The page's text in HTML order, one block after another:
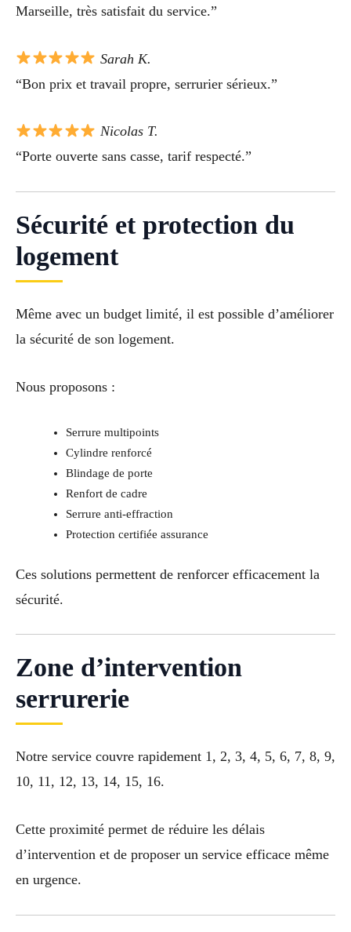
Marseille, très satisfait du service.”
Sarah K.
“Bon prix et travail propre, serrurier sérieux.”
Nicolas T.
“Porte ouverte sans casse, tarif respecté.”
Sécurité et protection du
logement
Même avec un budget limité, il est possible d’améliorer
la sécurité de son logement.
Nous proposons :
Serrure multipoints
Cylindre renforcé
Blindage de porte
Renfort de cadre
Serrure anti-effraction
Protection certifiée assurance
Ces solutions permettent de renforcer efficacement la
sécurité.
Zone d’intervention
serrurerie
Notre service couvre rapidement 1, 2, 3, 4, 5, 6, 7, 8, 9,
10, 11, 12, 13, 14, 15, 16.
Cette proximité permet de réduire les délais
d’intervention et de proposer un service efficace même
en urgence.